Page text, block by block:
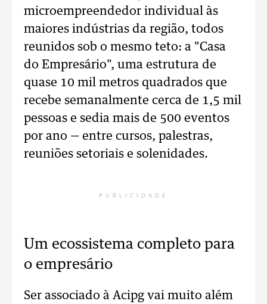
microempreendedor individual às
maiores indústrias da região, todos
reunidos sob o mesmo teto: a "Casa
do Empresário", uma estrutura de
quase 10 mil metros quadrados que
recebe semanalmente cerca de 1,5 mil
pessoas e sedia mais de 500 eventos
por ano — entre cursos, palestras,
reuniões setoriais e solenidades.
PUBLICIDADE
Um ecossistema completo para
o empresário
Ser associado à Acipg vai muito além